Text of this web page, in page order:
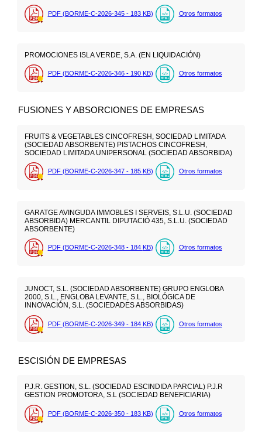
PDF (BORME-C-2026-345 - 183 KB) Otros formatos
PROMOCIONES ISLA VERDE, S.A. (EN LIQUIDACIÓN)
PDF (BORME-C-2026-346 - 190 KB) Otros formatos
FUSIONES Y ABSORCIONES DE EMPRESAS
FRUITS & VEGETABLES CINCOFRESH, SOCIEDAD LIMITADA
(SOCIEDAD ABSORBENTE) PISTACHOS CINCOFRESH,
SOCIEDAD LIMITADA UNIPERSONAL (SOCIEDAD ABSORBIDA)
PDF (BORME-C-2026-347 - 185 KB) Otros formatos
GARATGE AVINGUDA IMMOBLES I SERVEIS, S.L.U. (SOCIEDAD
ABSORBIDA) MERCANTIL DIPUTACIÓ 435, S.L.U. (SOCIEDAD
ABSORBENTE)
PDF (BORME-C-2026-348 - 184 KB) Otros formatos
JUNOCT, S.L. (SOCIEDAD ABSORBENTE) GRUPO ENGLOBA
2000, S.L., ENGLOBA LEVANTE, S.L., BIOLÓGICA DE
INNOVACIÓN, S.L. (SOCIEDADES ABSORBIDAS)
PDF (BORME-C-2026-349 - 184 KB) Otros formatos
ESCISIÓN DE EMPRESAS
P.J.R. GESTION, S.L. (SOCIEDAD ESCINDIDA PARCIAL) P.J.R
GESTION PROMOTORA, S.L (SOCIEDAD BENEFICIARIA)
PDF (BORME-C-2026-350 - 183 KB) Otros formatos